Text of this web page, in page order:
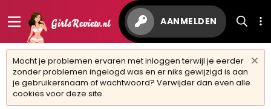
AANMELDEN
Mocht je problemen ervaren met inloggen terwijl je eerder
zonder problemen ingelogd was en er niks gewijzigd is aan
je gebruikersnaam of wachtwoord? Verwijder dan even alle
cookies voor deze site.